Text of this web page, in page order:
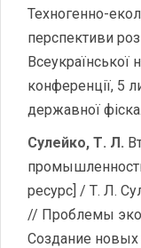
Техногенно-
перспективи
Всеукраїнської
конференції, 5
державної
Сулейко, Т. Л.
ресурс] / Т. Л.
// Проблемы
Создание